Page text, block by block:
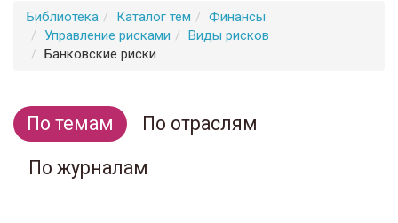
Библиотека Каталог тем
Финансы
Управление рисками
Виды рисков
Банковские риски
По темам
По отраслям
По журналам